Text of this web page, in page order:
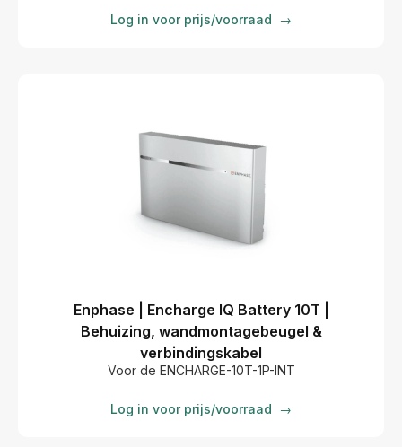
Log in voor prijs/voorraad →
Enphase | Encharge IQ Battery 10T |
Behuizing, wandmontagebeugel &
verbindingskabel
Voor de ENCHARGE-10T-1P-INT
Log in voor prijs/voorraad →